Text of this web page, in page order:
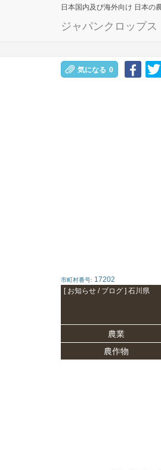
日本国内及び海外向け 日本の
ジャパンクロップス
気になる 0
市町村番号: 17202
[ お知らせ / ブログ ] 石川県
農業
農作物